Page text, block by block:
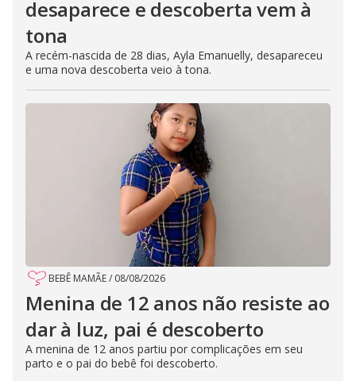
desaparece e descoberta vem à
tona
A recém-nascida de 28 dias, Ayla Emanuelly, desapareceu
e uma nova descoberta veio à tona.
BEBÊ MAMÃE/ 08/08/2026
Menina de 12 anos não resiste ao
dar à luz, pai é descoberto
A menina de 12 anos partiu por complicações em seu
parto e o pai do bebê foi descoberto.